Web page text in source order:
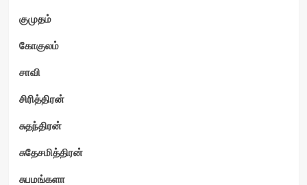
குமுதம்
கோகுலம்
சாவி
சிரித்திரன்
சுதந்திரன்
சுதேசமித்திரன்
சுபமங்களா